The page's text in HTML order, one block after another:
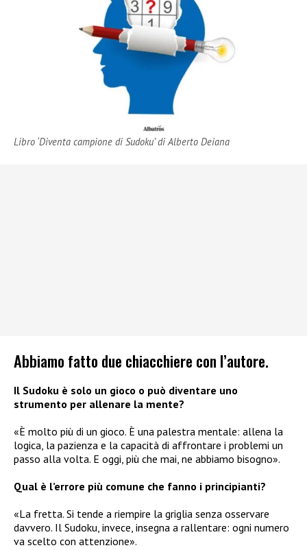
Libro ‘Diventa campione di Sudoku’ di Alberto Deiana
Abbiamo fatto due chiacchiere con l’autore.
Il Sudoku è solo un gioco o può diventare uno
strumento per allenare la mente?
«È molto più di un gioco. È una palestra mentale: allena la
logica, la pazienza e la capacità di affrontare i problemi un
passo alla volta. E oggi, più che mai, ne abbiamo bisogno».
Qual è l’errore più comune che fanno i principianti?
«La fretta. Si tende a riempire la griglia senza osservare
davvero. Il Sudoku, invece, insegna a rallentare: ogni numero
va scelto con attenzione».